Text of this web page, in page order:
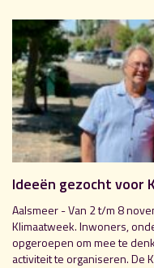
Ideeën gezocht voor
Aalsmeer - Van 2 t/m 8
Klimaatweek. Inwoners,
opgeroepen om mee te
activiteit te organiseren. De